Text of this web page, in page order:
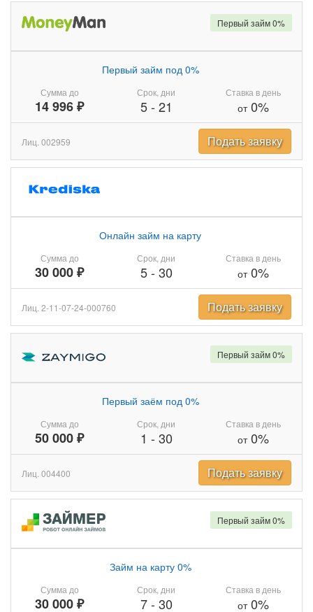
Сумма до
14 996 ₽
Первый займ под 0%
Срок, дни
5- 21
Ставка в день
от0%
Первый займ 0%
Лиц. 002959 Подать заявку
Сумма до
30 000 ₽
Онлайн займ на карту
Срок, дни
5- 30
Ставка в день
от0%
Лиц. 2-11-07-24-000760 Подать заявку
Сумма до
50 000 ₽
Первый заём под 0%
Срок, дни
1 - 30
Ставка в день
от0%
Первый займ 0%
Лиц. 004400 Подать заявку
Сумма до
30 000 ₽
Займ на карту 0%
Срок, дни
7- 30
Ставка в день
от0%
Первый займ 0%